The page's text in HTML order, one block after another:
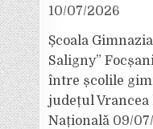
10/07/2026
Școala
Saligny”
între școlile
județul Vrancea
Națională 09/